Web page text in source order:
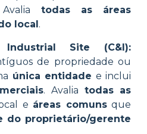
todas as áreas
local .
Site (C&I):
de propriedade ou
única entidade e inclui
. Avalia todas as
e áreas comunsque
do proprietário/gerente